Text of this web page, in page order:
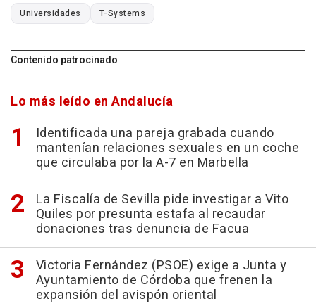
Universidades T-Systems
Contenido patrocinado
Lo más leído en Andalucía
Identificada una pareja grabada cuando
mantenían relaciones sexuales en un coche
que circulaba por la A-7 en Marbella
La Fiscalía de Sevilla pide investigar a Vito
Quiles por presunta estafa al recaudar
donaciones tras denuncia de Facua
Victoria Fernández (PSOE) exige a Junta y
Ayuntamiento de Córdoba que frenen la
expansión del avispón oriental